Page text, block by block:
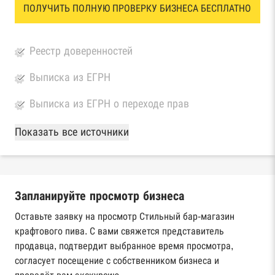
ПОЛУЧИТЬ ПОЛНУЮ ПРОВЕРКУ БИЗНЕСА БЕСПЛАТНО
Реестр доверенностей
Выписка из ЕГРН
Выписка из ЕГРН о переходе прав
База Росстата
Реестры ЕГРЮЛ и ЕГРИП Федеральной
Реестр государственных контрактов
Федерального казначейства
Картотека арбитражных дел Высшего
арбитражного суда
Показать все источники
Запланируйте просмотр бизнеса
Оставьте заявку на просмотр Стильный бар-магазин
крафтового пива. С вами свяжется представитель
продавца, подтвердит выбранное время просмотра,
согласует посещение с собственником бизнеса и